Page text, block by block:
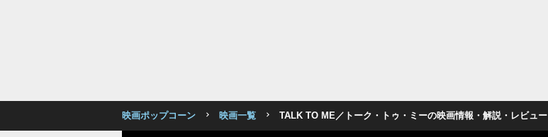
映画ポップコーン 映画一覧 TALK TO ME／トーク・トゥ・ミーの映画情報・解説・レビュー